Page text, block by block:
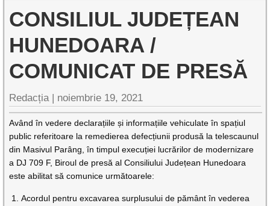
CONSILIUL JUDEȚEAN
HUNEDOARA /
COMUNICAT DE PRESĂ
Redacția | noiembrie 19, 2021
Având în vedere declarațiile și informațiile vehiculate în spațiul
public referitoare la remedierea defecțiunii produsă la telescaunul
din Masivul Parâng, în timpul execuției lucrărilor de modernizare
a DJ 709 F, Biroul de presă al Consiliului Județean Hunedoara
este abilitat să comunice următoarele:
Acordul pentru excavarea surplusului de pământ în vederea